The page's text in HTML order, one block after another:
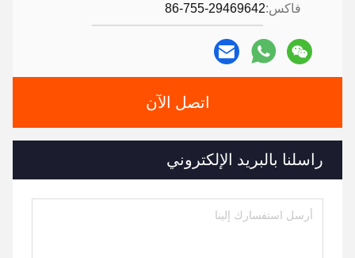
فاكس:86-755-29469642
اتصل الآن
راسلنا بالبريد الإلكتروني